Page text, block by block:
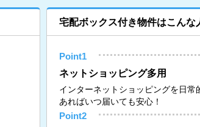
宅配ボックス付き物件はこんな
Point1
ネットショッピング多用
インターネットショッピングを日
あればいつ届いても安心！
Point2